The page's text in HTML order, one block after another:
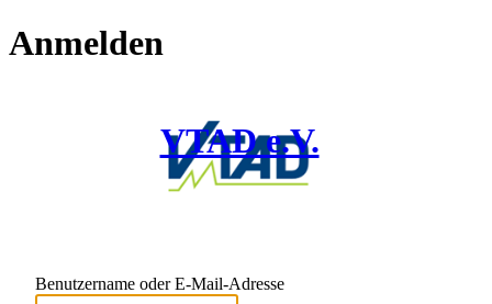
Anmelden
VTAD e.V.
Benutzername oder E-Mail-Adresse